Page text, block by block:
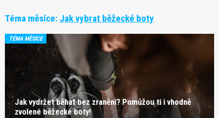
Téma měsíce: Jak vybrat běžecké boty
TÉMA MĚSÍCE
Jak vydržet běhat bez zranění? Pomůžou ti i vhodně
zvolené běžecké boty!